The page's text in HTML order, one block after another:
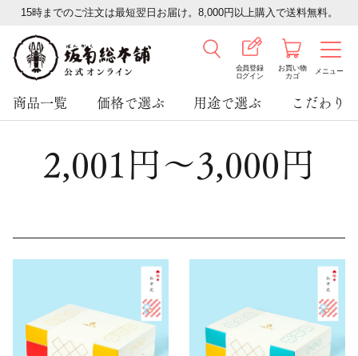
15時までのご注文は最短翌日お届け。8,000円以上購入で送料無料。
会員登録
ログイン
お買い物
カゴ
メニュー
商品一覧 価格で選ぶ 用途で選ぶ こだわり
2,001円～3,000円